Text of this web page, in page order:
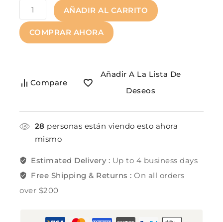
AÑADIR AL CARRITO
COMPRAR AHORA
Compare
Añadir A La Lista De
Deseos
28 personas están viendo esto ahora
mismo
Estimated Delivery : Up to 4 business days
Free Shipping & Returns :On all orders
over $200